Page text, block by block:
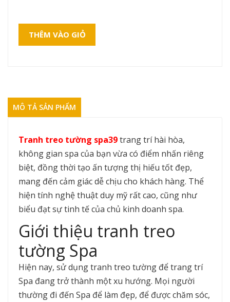
THÊM VÀO GIỎ
MÔ TẢ SẢN PHẨM
Tranh treo tường spa39trang trí hài hòa,
không gian spa của bạn vừa có điểm nhấn riêng
biệt, đồng thời tạo ấn tượng thị hiếu tốt đẹp,
mang đến cảm giác dễ chịu cho khách hàng. Thể
hiện tính nghệ thuật duy mỹ rất cao, cũng như
biểu đạt sự tinh tế của chủ kinh doanh spa.
Giới thiệu tranh treo
tường Spa
Hiện nay, sử dụng tranh treo tường để trang trí
Spa đang trở thành một xu hướng. Mọi người
thường đi đến Spa để làm đẹp, để được chăm sóc,